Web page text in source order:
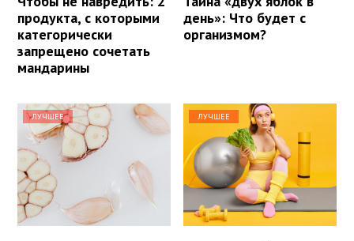
продукта, с которыми
категорически
запрещено сочетать
мандарины
день»: Что будет с
организмом?
ЛУЧШЕЕ ЛУЧШЕЕ